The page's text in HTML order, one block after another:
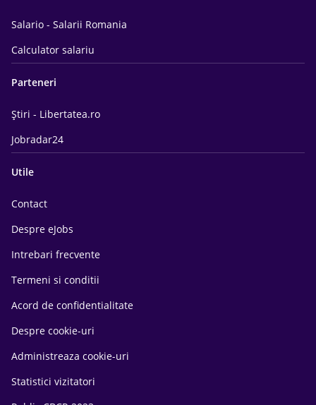
Salario - Salarii Romania
Calculator salariu
Parteneri
Știri - Libertatea.ro
Jobradar24
Utile
Contact
Despre eJobs
Intrebari frecvente
Termeni si conditii
Acord de confidentialitate
Despre cookie-uri
Administreaza cookie-uri
Statistici vizitatori